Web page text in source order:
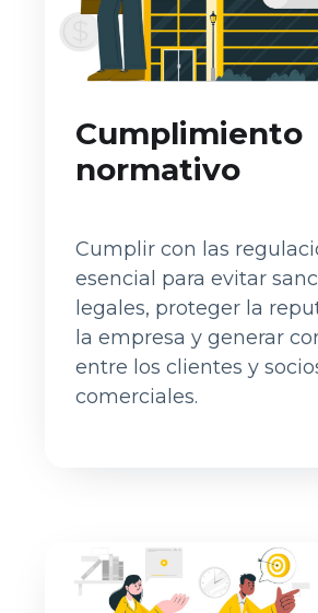
Cumplimiento
normativo
Cumplir con las
esencial para evitar
legales, proteger la
la empresa y generar
entre los clientes y
comerciales.